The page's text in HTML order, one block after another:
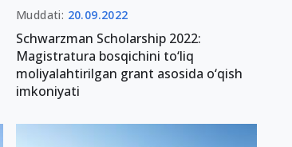
Muddati: 20.09.2022
Schwarzman Scholarship 2022:
Magistratura bosqichini to‘liq
moliyalahtirilgan grant asosida o‘qish
imkoniyati